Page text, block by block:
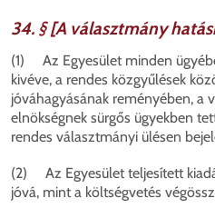
34. § [A választmány
(1) Az Egyesület minden
kivéve, a rendes közgyűlések
jóváhagyásának reményében, a
elnökségnek sürgős ügyekben
rendes választmányi ülésen
(2) Az Egyesület teljesített
jóvá, mint a költségvetés